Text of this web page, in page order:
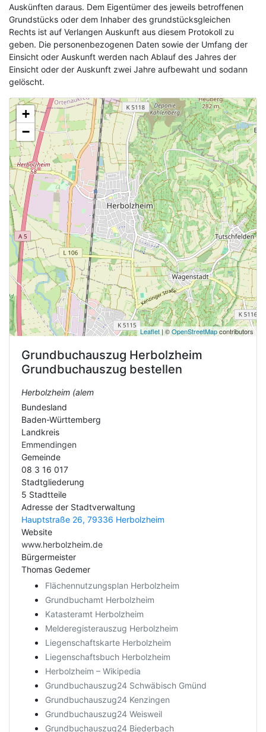
Auskünften daraus. Dem Eigentümer des jeweils betroffenen
Grundstücks oder dem Inhaber des grundstücksgleichen
Rechts ist auf Verlangen Auskunft aus diesem Protokoll zu
geben. Die personenbezogenen Daten sowie der Umfang der
Einsicht oder Auskunft werden nach Ablauf des Jahres der
Einsicht oder der Auskunft zwei Jahre aufbewaht und sodann
gelöscht.
+
−
Leaflet | ©OpenStreetMapcontributors
Grundbuchauszug Herbolzheim
Grundbuchauszug bestellen
Herbolzheim (alem
Bundesland
Baden-Württemberg
Landkreis
Emmendingen
Gemeinde
08 3 16 017
Stadtgliederung
5 Stadtteile
Adresse der Stadtverwaltung
Hauptstraße 26, 79336 Herbolzheim
Website
www.herbolzheim.de
Bürgermeister
Thomas Gedemer
Flächennutzungsplan Herbolzheim
Grundbuchamt Herbolzheim
Katasteramt Herbolzheim
Melderegisterauszug Herbolzheim
Liegenschaftskarte Herbolzheim
Liegenschaftsbuch Herbolzheim
Herbolzheim – Wikipedia
Grundbuchauszug24 Schwäbisch Gmünd
Grundbuchauszug24 Kenzingen
Grundbuchauszug24 Weisweil
Grundbuchauszug24 Biederbach